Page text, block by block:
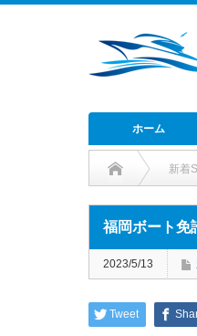
ホーム
新着
福岡ボート免
2023/5/13
Tweet